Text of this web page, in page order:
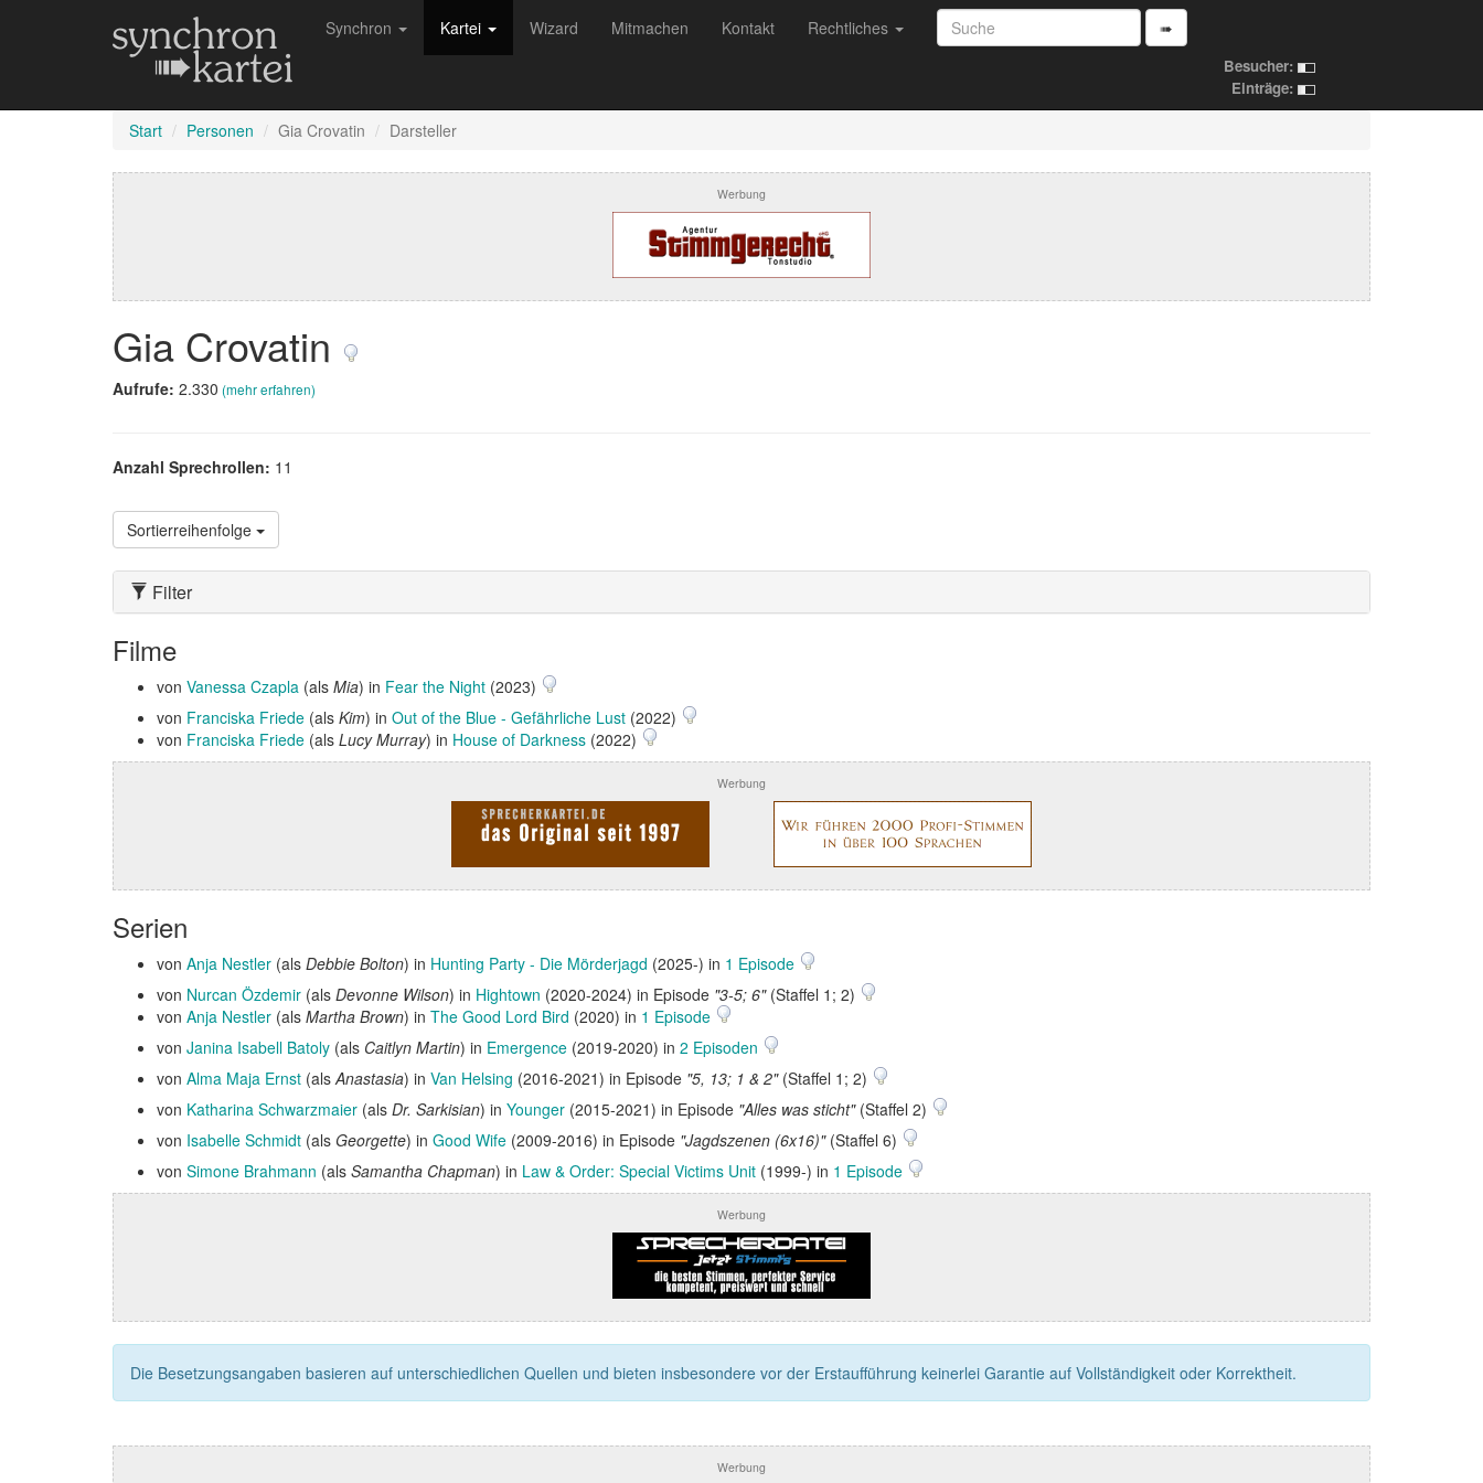
Synchron Kartei Wizard Mitmachen Kontakt Rechtliches ➠
Besucher:
Einträge:
Start Personen Gia Crovatin Darsteller
Werbung
Gia Crovatin
Aufrufe: 2.330 (mehr erfahren)
Anzahl Sprechrollen: 11
Sortierreihenfolge
Filter
Filme
von Vanessa Czapla (als Mia) in Fear the Night (2023)
von Franciska Friede (als Kim) in Out of the Blue - Gefährliche Lust (2022)
von Franciska Friede (als Lucy Murray) in House of Darkness (2022)
Werbung
Serien
von Anja Nestler (als Debbie Bolton) in Hunting Party - Die Mörderjagd (2025-) in 1 Episode
von Nurcan Özdemir (als Devonne Wilson) in Hightown (2020-2024) in Episode "3-5; 6"(Staffel 1; 2)
von Anja Nestler (als Martha Brown) in The Good Lord Bird (2020) in 1 Episode
von Janina Isabell Batoly (als Caitlyn Martin) in Emergence (2019-2020) in 2 Episoden
von Alma Maja Ernst (alsAnastasia) in Van Helsing (2016-2021) in Episode "5, 13; 1 & 2"(Staffel 1; 2)
von Katharina Schwarzmaier (als Dr. Sarkisian) in Younger (2015-2021) in Episode "Alles was sticht"(Staffel 2)
von Isabelle Schmidt (als Georgette) in Good Wife (2009-2016) in Episode "Jagdszenen (6x16)"(Staffel 6)
von Simone Brahmann (als Samantha Chapman) in Law & Order: Special Victims Unit (1999-) in 1 Episode
Werbung
Die Besetzungsangaben basieren auf unterschiedlichen Quellen und bieten insbesondere vor der Erstaufführung keinerlei Garantie auf Vollständigkeit oder Korrektheit.
Werbung